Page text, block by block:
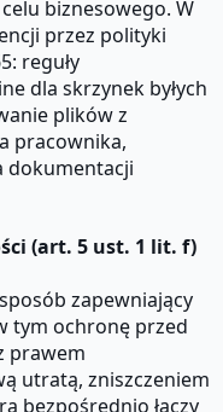
biznesowego. W
przez polityki
reguły
dla skrzynek byłych
plików z
pracownika,
dokumentacji
(art. 5 ust. 1 lit. f)
zapewniający
tym ochronę przed
prawem
utratą, zniszczeniem
bezpośrednio łączy